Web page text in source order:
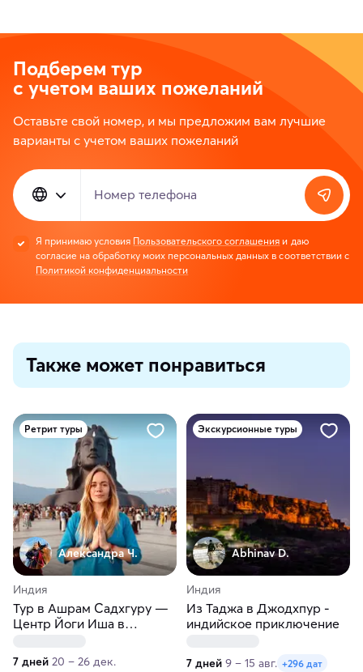
Подберем тур
с учетом ваших пожеланий
Оставьте свой номер, и мы предложим вам лучшие
варианты с учетом ваших пожеланий
Номер телефона
Я принимаю условия Пользовательского соглашения и даю
согласие на обработку моих персональных данных в соответствии с
Политикой конфиденциальности
Также может понравиться
Ретрит туры
Александра Ч.
Индия
Тур в Ашрам Садхгуру —
Центр Йоги Иша в
7 дней 20 – 26 дек.
Экскурсионные туры
Abhinav D.
Индия
Из Таджа в Джодхпур -
индийское приключение
7 дней 9 – 15 авг. +296 дат